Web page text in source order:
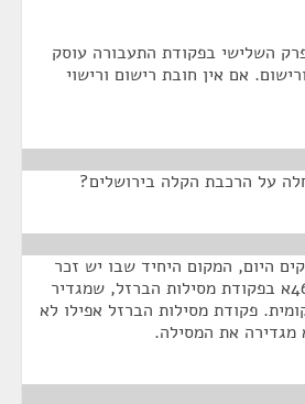
השלישי בפקודת התעבורה עוסק
אם אין חובת רישום ורישוי
על הרכבת הקלה בירושלים?
היום, המקום היחיד שבו יש זכר
לרכבת קלה הוא סעיף 46א בפקודת מסילות הברזל, שמגדיר
פקודת מסילות הברזל אפילו לא
את המסילה.